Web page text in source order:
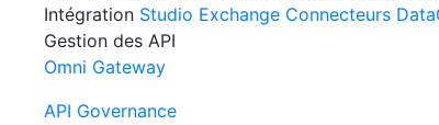
Intégration Studio Exchange Connecteurs
Gestion des API
Omni Gateway
API Governance